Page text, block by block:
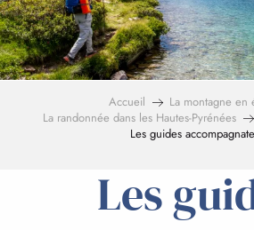
Accueil
La montagne en
La randonnée dans les Hautes-Pyrénées
Les guides
Les